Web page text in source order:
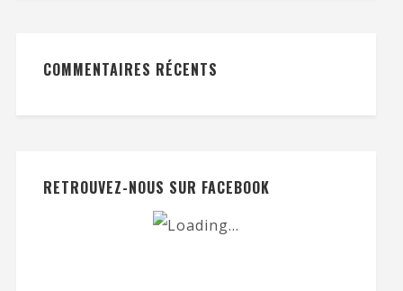
COMMENTAIRES RÉCENTS
RETROUVEZ-NOUS SUR FACEBOOK